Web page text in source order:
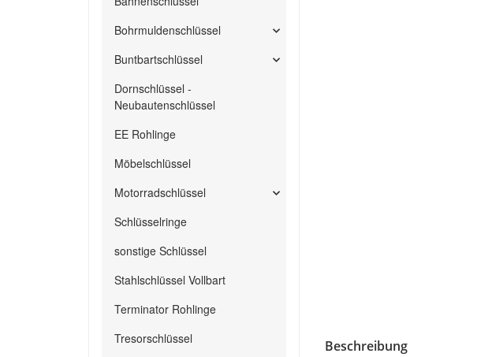
Beschreibung
Bohrmuldenschlüssel
Buntbartschlüssel
Dornschlüssel -
Neubautenschlüssel
EE Rohlinge
Möbelschlüssel
Motorradschlüssel
Schlüsselringe
sonstige Schlüssel
Stahlschlüssel Vollbart
Terminator Rohlinge
Tresorschlüssel